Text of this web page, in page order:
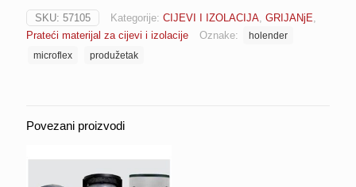
point)
1"
M
Microflex
2
(2
SKU: 57105 Kategorije: CIJEVI I IZOLACIJA, GRIJANjE,
Prateći materijal za cijevi i izolacije
Oznake:
holender
microflex
produžetak
Povezani proizvodi